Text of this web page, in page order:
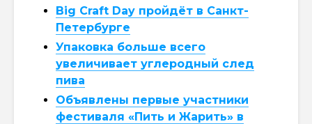
Big Craft Day пройдёт в Санкт-
Петербурге
Упаковка больше всего
увеличивает углеродный след
пива
Объявлены первые участники
фестиваля «Пить и Жарить» в